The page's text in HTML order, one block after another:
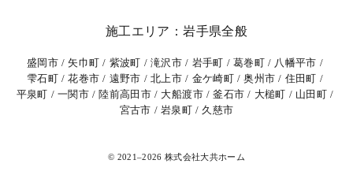
施工エリア：岩手県全般
盛岡市 矢巾町 紫波町 滝沢市 岩手町 葛巻町
八幡平市
雫石町
花巻市 遠野市 北上市 金ケ崎町 奥州市
住田町
平泉町
一関市 陸前高田市 大船渡市 釜石市 大槌町
山田町
宮古市
岩泉町 久慈市
© 2021–2026 株式会社大共ホーム